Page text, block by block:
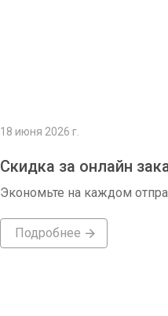
18 июня 2026 г.
Скидка за онлайн
Экономьте на каждом
Подробнее